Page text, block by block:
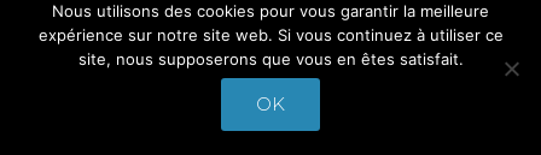
Nous utilisons des cookies pour vous garantir la meilleure
expérience sur notre site web. Si vous continuez à utiliser ce
site, nous supposerons que vous en êtes satisfait.
OK